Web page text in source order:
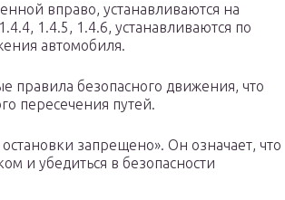
вправо, устанавливаются на
1.4.5, 1.4.6, устанавливаются по
автомобиля.
правила безопасного движения, что
пересечения путей.
запрещено». Он означает, что
и убедиться в безопасности